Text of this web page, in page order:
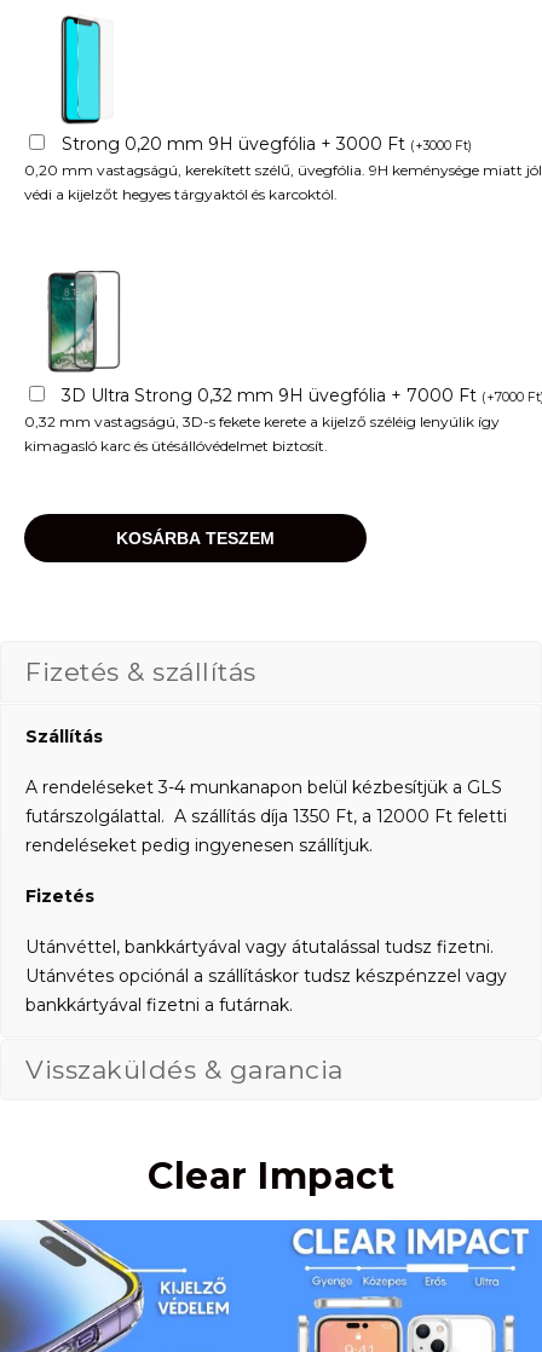
Strong 0,20 mm 9H üvegfólia + 3000 Ft (+3000 Ft)
0,20 mm vastagságú, kerekített szélű, üvegfólia. 9H keménysége miatt jól
védi a kijelzőt hegyes tárgyaktól és karcoktól.
3D Ultra Strong 0,32 mm 9H üvegfólia + 7000 Ft (+7000 Ft
0,32 mm vastagságú, 3D-s fekete kerete a kijelző széléig lenyúlik így
kimagasló karc és ütésállóvédelmet biztosít.
KOSÁRBA TESZEM
Fizetés & szállítás
Szállítás
A rendeléseket 3-4 munkanapon belül kézbesítjük a GLS
futárszolgálattal. A szállítás díja 1350 Ft, a 12000 Ft feletti
rendeléseket pedig ingyenesen szállítjuk.
Fizetés
Utánvéttel, bankkártyával vagy átutalással tudsz fizetni.
Utánvétes opciónál a szállításkor tudsz készpénzzel vagy
bankkártyával fizetni a futárnak.
Visszaküldés & garancia
Clear Impact